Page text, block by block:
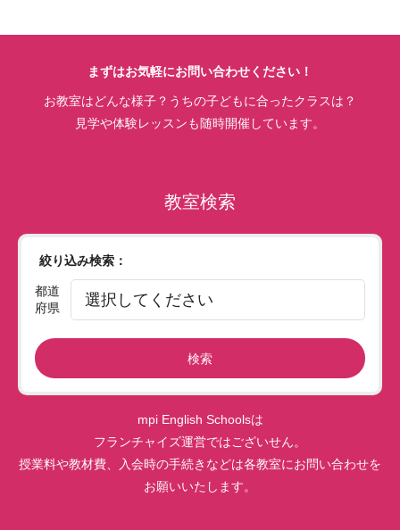
まずはお気軽にお問い合わせください！
お教室はどんな様子？うちの子どもに合ったクラスは？
見学や体験レッスンも随時開催しています。
教室検索
絞り込み検索：
都道
府県
検索
mpi English Schoolsは
フランチャイズ運営ではございせん。
授業料や教材費、入会時の手続きなどは各教室にお問い合わせを
お願いいたします。